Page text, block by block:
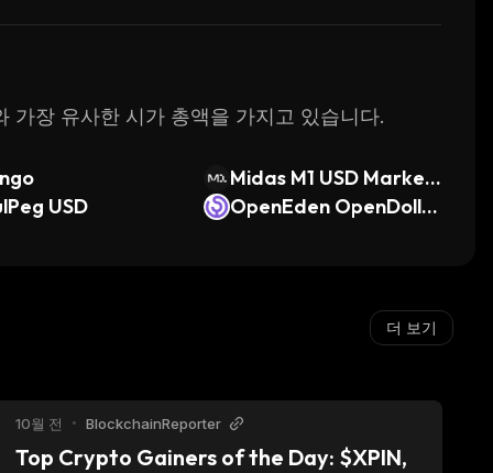
장 유사한 시가 총액을 가지고 있습니다.
Midas M1 USD Market
Neutral
USD
OpenEden OpenDolla
더 보기
10월 전 • BlockchainReporter
Top Crypto Gainers of the Day: $XPIN,